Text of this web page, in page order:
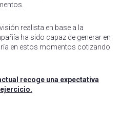
realista en base a la
ha sido capaz de generar en
en estos momentos cotizando
recoge una expectativa